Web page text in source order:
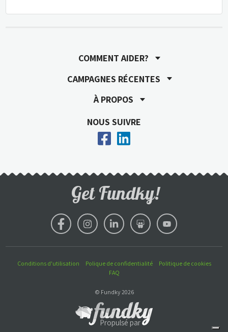
YS Yolaine  Smith
implication de longue date dans la fondation
500,00 $
André d'Orsonnens
salutations à Xavier Paillat!
COMMENT AIDER?
CAMPAGNES RÉCENTES
À PROPOS
NOUS SUIVRE
Get Fundky!
Conditions d'utilisation Polique de confidentialité
Politique de cookies
FAQ
© Fundky 2026
Propulsé par